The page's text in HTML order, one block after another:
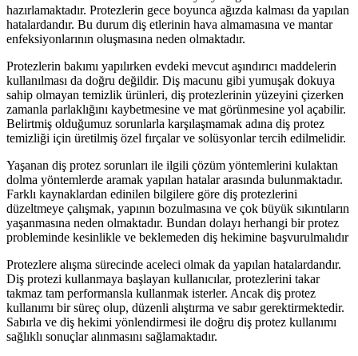
hazırlamaktadır. Protezlerin gece boyunca ağızda kalması da yapılan
hatalardandır. Bu durum diş etlerinin hava almamasına ve mantar
enfeksiyonlarının oluşmasına neden olmaktadır.
Protezlerin bakımı yapılırken evdeki mevcut aşındırıcı maddelerin
kullanılması da doğru değildir. Diş macunu gibi yumuşak dokuya
sahip olmayan temizlik ürünleri, diş protezlerinin yüzeyini çizerken
zamanla parlaklığını kaybetmesine ve mat görünmesine yol açabilir.
Belirtmiş olduğumuz sorunlarla karşılaşmamak adına diş protez
temizliği için üretilmiş özel fırçalar ve solüsyonlar tercih edilmelidir.
Yaşanan diş protez sorunları ile ilgili çözüm yöntemlerini kulaktan
dolma yöntemlerde aramak yapılan hatalar arasında bulunmaktadır.
Farklı kaynaklardan edinilen bilgilere göre diş protezlerini
düzeltmeye çalışmak, yapının bozulmasına ve çok büyük sıkıntıların
yaşanmasına neden olmaktadır. Bundan dolayı herhangi bir protez
probleminde kesinlikle ve beklemeden diş hekimine başvurulmalıdır
Protezlere alışma sürecinde aceleci olmak da yapılan hatalardandır.
Diş protezi kullanmaya başlayan kullanıcılar, protezlerini takar
takmaz tam performansla kullanmak isterler. Ancak diş protez
kullanımı bir süreç olup, düzenli alıştırma ve sabır gerektirmektedir.
Sabırla ve diş hekimi yönlendirmesi ile doğru diş protez kullanımı
sağlıklı sonuçlar alınmasını sağlamaktadır.